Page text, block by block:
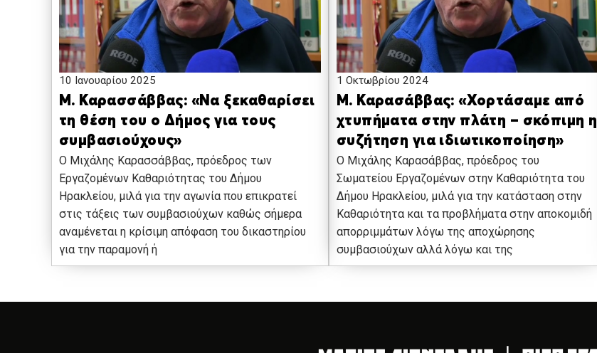
10 Ιανουαρίου 2025
Μ. Καρασσάββας: «Να ξεκαθαρίσει
τη θέση του ο Δήμος για τους
συμβασιούχους»
Ο Μιχάλης Καρασσάββας, πρόεδρος των
Εργαζομένων Καθαριότητας του Δήμου
Ηρακλείου, μιλά για την αγωνία που επικρατεί
στις τάξεις των συμβασιούχων καθώς σήμερα
αναμένεται η κρίσιμη απόφαση του δικαστηρίου
για την παραμονή ή
1 Οκτωβρίου 2024
Μ. Καρασάββας: «Χορτάσαμε από
χτυπήματα στην πλάτη – σκόπιμη η
συζήτηση για ιδιωτικοποίηση»
Ο Μιχάλης Καρασάββας, πρόεδρος του
Σωματείου Εργαζομένων στην Καθαριότητα του
Δήμου Ηρακλείου, μιλά για την κατάσταση στην
Καθαριότητα και τα προβλήματα στην αποκομιδή
απορριμμάτων λόγω της αποχώρησης
συμβασιούχων αλλά λόγω και της